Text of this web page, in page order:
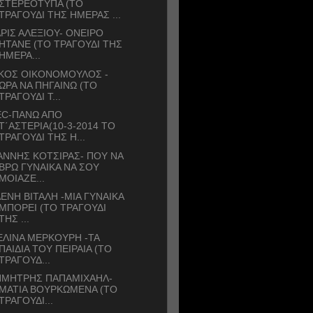
ΣΤΕΡΕΟΤΥΠΑ (ΤΟ
ΤΗΣ ΗΜΕΡΑΣ ...
ΑΛΕΞΙΟΥ- ΟΝΕΙΡΟ
ΗΤΑΝΕ (ΤΟ ΤΡΑΓΟΥΔΙ ΤΗΣ
ΗΜΕΡΑ...
ΟΙΚΟΝΟΜΟΥΛΟΣ -
ΩΡΑ ΝΑ ΠΗΓΑΙΝΩ (ΤΟ
Τ...
ΠΑΝΩ ΑΠΟ
3-2014 ΤΟ
ΤΗΣ Η...
ΚΟΤΣΙΡΑΣ- ΠΟΥ ΝΑ
ΒΡΩ ΓΥΝΑΙΚΑ ΝΑ ΣΟΥ
ΜΟΙΑΖΕ...
ΒΙΤΑΛΗ -ΜΙΑ ΓΥΝΑΙΚΑ
ΜΠΟΡΕΙ (ΤΟ ΤΡΑΓΟΥΔΙ
...
ΜΕΡΚΟΥΡΗ -ΤΑ
ΠΑΙΔΙΑ ΤΟΥ ΠΕΙΡΑΙΑ (ΤΟ
ΠΑΠΑΜΙΧΑΗΛ-
ΜΑΤΙΑ ΒΟΥΡΚΩΜΕΝΑ (ΤΟ